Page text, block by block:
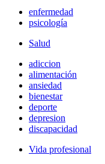
enfermedad
psicología
Salud
adiccion
alimentación
ansiedad
bienestar
deporte
depresion
discapacidad
Vida profesional